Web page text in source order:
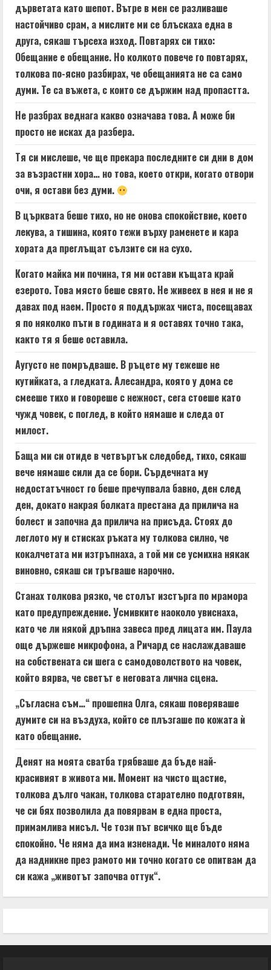
дърветата като шепот. Вътре в мен се разливаше
настойчиво срам, а мислите ми се блъскаха една в
друга, сякаш търсеха изход. Повтарях си тихо:
Обещание е обещание. Но колкото повече го повтарях,
толкова по-ясно разбирах, че обещанията не са само
думи. Те са въжета, с които се държим над пропастта.
Не разбрах веднага какво означава това. А може би
просто не исках да разбера.
Тя си мислеше, че ще прекара последните си дни в дом
за възрастни хора… но това, което откри, когато отвори
очи, я остави без думи.
В църквата беше тихо, но не онова спокойствие, което
лекува, а тишина, която тежи върху раменете и кара
хората да преглъщат сълзите си на сухо.
Когато майка ми почина, тя ми остави къщата край
езерото. Това място беше свято. Не живеех в нея и не я
давах под наем. Просто я поддържах чиста, посещавах
я по няколко пъти в годината и я оставях точно така,
както тя я беше оставила.
Аугусто не помръдваше. В ръцете му тежеше не
кутийката, а гледката. Алесандра, която у дома се
смееше тихо и говореше с нежност, сега стоеше като
чужд човек, с поглед, в който нямаше и следа от
милост.
Баща ми си отиде в четвъртък следобед, тихо, сякаш
вече нямаше сили да се бори. Сърдечната му
недостатъчност го беше пречупвала бавно, ден след
ден, докато накрая болката престана да прилича на
болест и започна да прилича на присъда. Стоях до
леглото му и стисках ръката му толкова силно, че
кокалчетата ми изтръпнаха, а той ми се усмихна някак
виновно, сякаш си тръгваше нарочно.
Станах толкова рязко, че столът изстърга по мрамора
като предупреждение. Усмивките наоколо увиснаха,
като че ли някой дръпна завеса пред лицата им. Паула
още държеше микрофона, а Ричард се наслаждаваше
на собствената си шега с самодоволството на човек,
който вярва, че светът е неговата лична сцена.
„Съгласна съм…“ прошепна Олга, сякаш поверяваше
думите си на въздуха, който се плъзгаше по кожата ѝ
като обещание.
Денят на моята сватба трябваше да бъде най-
красивият в живота ми. Момент на чисто щастие,
толкова дълго чакан, толкова старателно подготвян,
че си бях позволила да повярвам в една проста,
примамлива мисъл. Че този път всичко ще бъде
спокойно. Че няма да има изненади. Че миналото няма
да надникне през рамото ми точно когато се опитвам да
си кажа „животът започва оттук“.